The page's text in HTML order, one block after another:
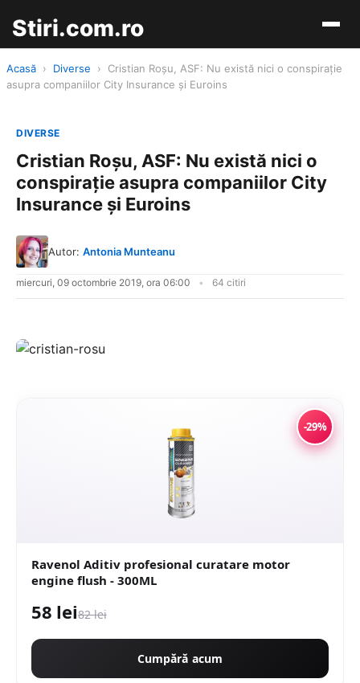
Stiri.com.ro
Acasă › Diverse ›
Cristian Roşu, ASF: Nu există nici o conspiraţie
asupra companiilor City Insurance şi Euroins
DIVERSE
Cristian Roşu, ASF: Nu există nici o
conspiraţie asupra companiilor City
Insurance şi Euroins
Autor: Antonia Munteanu
miercuri, 09 octombrie 2019, ora 06:00 64 citiri
-29%
Ravenol Aditiv profesional curatare motor
engine flush - 300ML
58 lei82 lei
Cumpără acum